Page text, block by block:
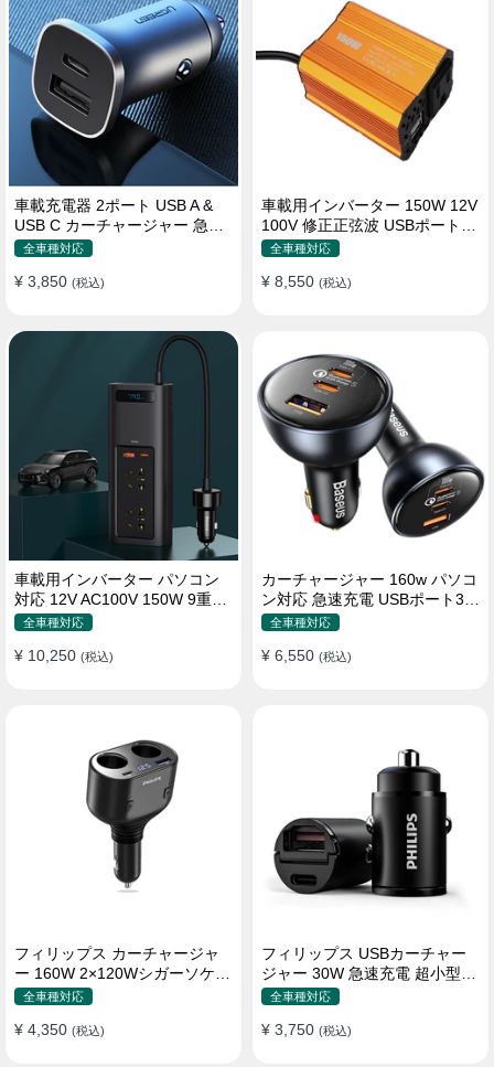
車載充電器 2ポート USB A &
USB C カーチャージャー 急速
充電USB [36W 12V-24V ]
全車種対応
¥ 3,850 (税込)
車載用インバーター 150W 12V
100V 修正正弦波 USBポート2
口 コンバーター 防災用品 チャ
全車種対応
¥ 8,550 (税込)
車載用インバーター パソコン
対応 12V AC100V 150W 9重保
護 ディスプレイ付き 静音タイ
全車種対応
¥ 10,250 (税込)
カーチャージャー 160w パソコ
ン対応 急速充電 USBポート3つ
Type-C シガーソケット
全車種対応
¥ 6,550 (税込)
フィリップス カーチャージャ
ー 160W 2×120Wシガーソケッ
ト おしゃれ
全車種対応
¥ 4,350 (税込)
フィリップス USBカーチャー
ジャー 30W 急速充電 超小型設
計 おしゃれ シガーソケット
全車種対応
¥ 3,750 (税込)